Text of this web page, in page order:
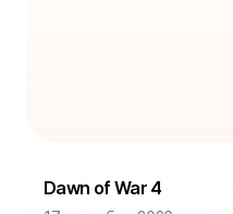
Dawn of War 4